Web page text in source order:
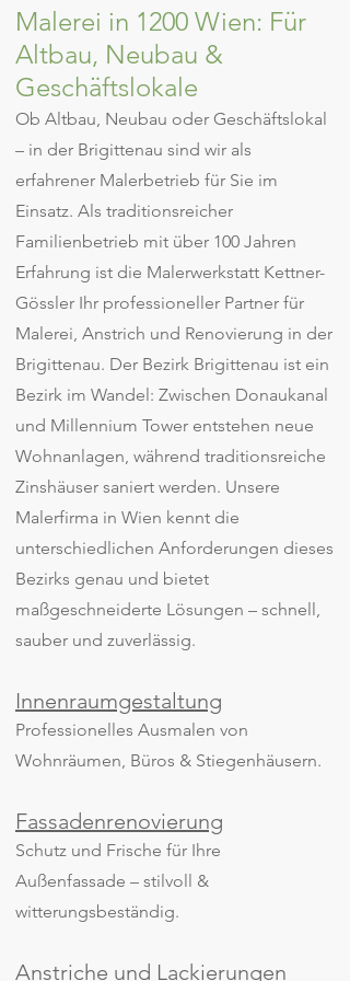
Malerei in 1200 Wien: Für
Altbau, Neubau &
Geschäftslokale
Ob Altbau, Neubau oder Geschäftslokal
– in der Brigittenau sind wir als
erfahrener Malerbetrieb für Sie im
Einsatz. Als traditionsreicher
Familienbetrieb mit über 100 Jahren
Erfahrung ist die Malerwerkstatt Kettner-
Gössler Ihr professioneller Partner für
Malerei, Anstrich und Renovierung in der
Brigittenau. Der Bezirk Brigittenau ist ein
Bezirk im Wandel: Zwischen Donaukanal
und Millennium Tower entstehen neue
Wohnanlagen, während traditionsreiche
Zinshäuser saniert werden. Unsere
Malerfirma in Wien kennt die
unterschiedlichen Anforderungen dieses
Bezirks genau und bietet
maßgeschneiderte Lösungen – schnell,
sauber und zuverlässig.
Innenraumgestaltung
Professionelles Ausmalen von
Wohnräumen, Büros & Stiegenhäusern.
Fassadenrenovierung
Schutz und Frische für Ihre
Außenfassade – stilvoll &
witterungsbeständig.
Anstriche und Lackierungen